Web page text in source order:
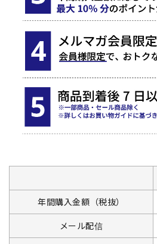
年間購入金額（税抜）
メール配信